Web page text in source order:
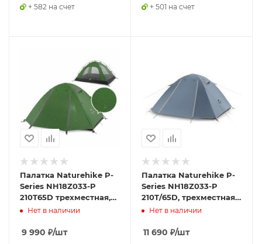
+ 582 на счет + 501 на счет
Палатка Naturehike P-
Series NH18Z033-P
210T65D трехместная,
темно-зеленая,
Нет в наличии
9 990 ₽/шт
Палатка Naturehike P-
Series NH18Z033-P
210T/65D, трехместная,
серо-голубая,
Нет в наличии
11 690 ₽/шт